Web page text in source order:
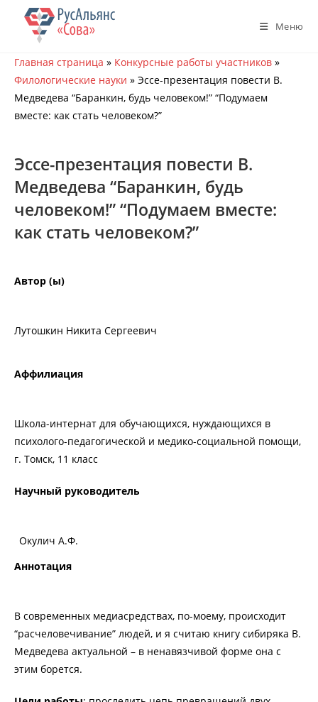
Перейти
содержимому
Меню
Главная страница » Конкурсные работы участников »
Филологические науки » Эссе-презентация повести В.
Медведева “Баранкин, будь человеком!” “Подумаем
вместе: как стать человеком?”
Эссе-презентация повести В.
Медведева “Баранкин, будь
человеком!” “Подумаем вместе:
как стать человеком?”
Автор (ы)
Лутошкин Никита Сергеевич
Аффилиация
Школа-интернат для обучающихся, нуждающихся в
психолого-педагогической и медико-социальной помощи,
г. Томск, 11 класс
Научный руководитель
Окулич А.Ф.
Аннотация
В современных медиасредствах, по-моему, происходит
“расчеловечивание” людей, и я считаю книгу сибиряка В.
Медведева актуальной – в ненавязчивой форме она с
этим борется.